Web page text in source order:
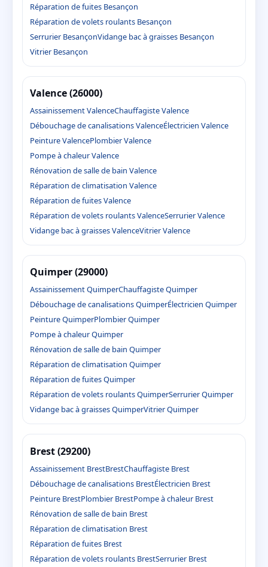
Réparation de fuites Besançon
Réparation de volets roulants Besançon
Serrurier BesançonVidange bac à graisses Besançon
Vitrier Besançon
Valence (26000)
Assainissement ValenceChauffagiste Valence
Débouchage de canalisations ValenceÉlectricien Valence
Peinture ValencePlombier Valence
Pompe à chaleur Valence
Rénovation de salle de bain Valence
Réparation de climatisation Valence
Réparation de fuites Valence
Réparation de volets roulants ValenceSerrurier Valence
Vidange bac à graisses ValenceVitrier Valence
Quimper (29000)
Assainissement QuimperChauffagiste Quimper
Débouchage de canalisations QuimperÉlectricien Quimper
Peinture QuimperPlombier Quimper
Pompe à chaleur Quimper
Rénovation de salle de bain Quimper
Réparation de climatisation Quimper
Réparation de fuites Quimper
Réparation de volets roulants QuimperSerrurier Quimper
Vidange bac à graisses QuimperVitrier Quimper
Brest (29200)
Assainissement BrestBrestChauffagiste Brest
Débouchage de canalisations BrestÉlectricien Brest
Peinture BrestPlombier BrestPompe à chaleur Brest
Rénovation de salle de bain Brest
Réparation de climatisation Brest
Réparation de fuites Brest
Réparation de volets roulants BrestSerrurier Brest